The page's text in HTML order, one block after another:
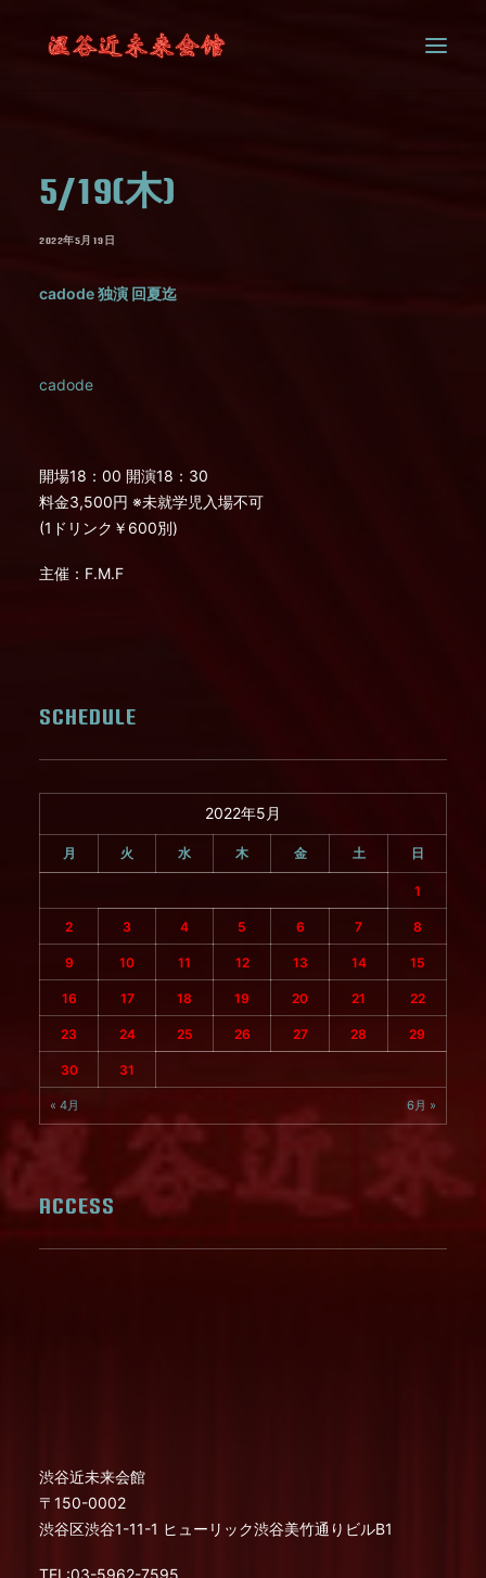
CONTACT5/19(木)
2022年5月19日
cadode 独演 回夏迄
cadode
開場18：00 開演18：30
料金3,500円 ※未就学児入場不可
(1ドリンク￥600別)
主催：F.M.F
SCHEDULE
2022年5月
月 火 水 木 金 土 日
1
2 3 4 5 6 7 8
9 10 11 12 13 14 15
16 17 18 19 20 21 22
23 24 25 26 27 28 29
30 31
« 4月 6月 »
ACCESS
渋谷近未来会館
〒150-0002
渋谷区渋谷1-11-1 ヒューリック渋谷美竹通りビルB1
TEL:03-5962-7595